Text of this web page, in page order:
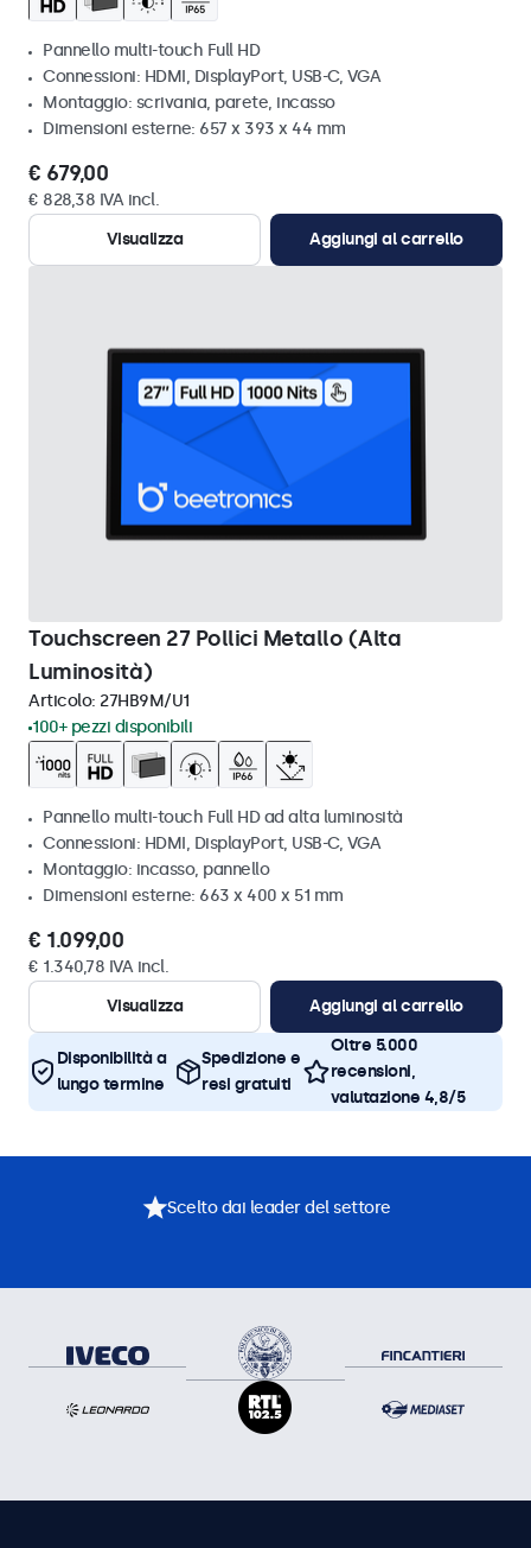
Pannello multi-touch Full HD
Connessioni: HDMI, DisplayPort, USB-C, VGA
Montaggio: scrivania, parete, incasso
Dimensioni esterne: 657 x 393 x 44 mm
€ 679,00
€ 828,38 IVA incl.
Visualizza
Aggiungi al carrello
Touchscreen 27 Pollici Metallo (Alta
Luminosità)
Articolo: 27HB9M/U1
100+ pezzi disponibili
Pannello multi-touch Full HD ad alta luminosità
Connessioni: HDMI, DisplayPort, USB-C, VGA
Montaggio: incasso, pannello
Dimensioni esterne: 663 x 400 x 51 mm
€ 1.099,00
€ 1.340,78 IVA incl.
Visualizza
Aggiungi al carrello
Disponibilità a
lungo termine
Spedizione e
resi gratuiti
Oltre 5.000
recensioni,
valutazione 4,8/5
Scelto dai leader del settore